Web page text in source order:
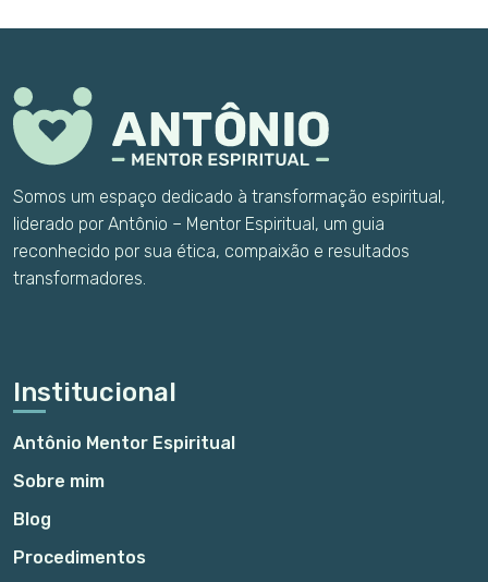
Somos um espaço dedicado à transformação espiritual,
liderado por Antônio – Mentor Espiritual, um guia
reconhecido por sua ética, compaixão e resultados
transformadores.
Institucional
Antônio Mentor Espiritual
Sobre mim
Blog
Procedimentos